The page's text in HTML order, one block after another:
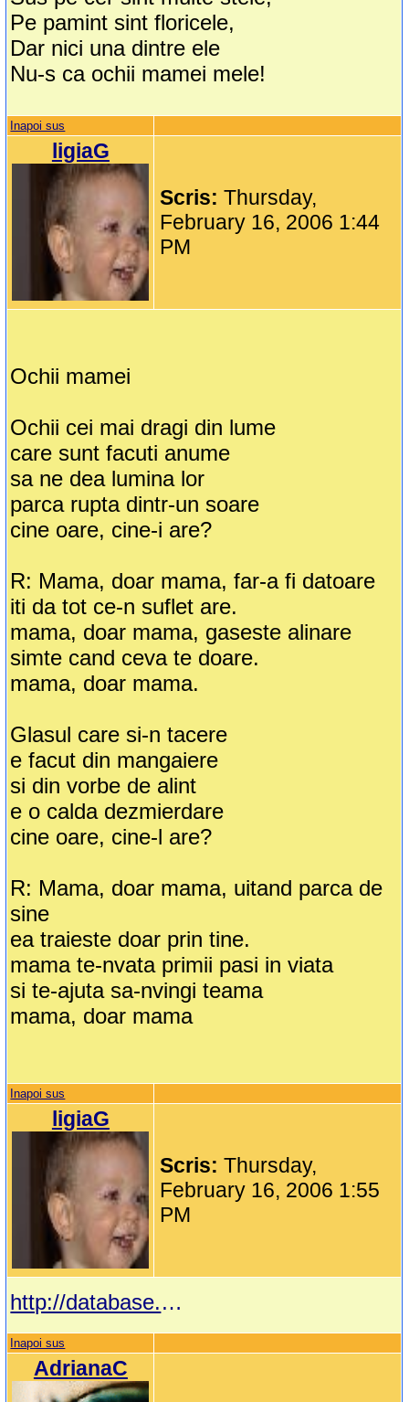
Pe pamint sint floricele,
Dar nici una dintre ele
Nu-s ca ochii mamei mele!
Inapoi sus
ligiaG
Scris:Thursday,
February 16, 2006 1:44
PM
Ochii mamei
Ochii cei mai dragi din lume
care sunt facuti anume
sa ne dea lumina lor
parca rupta dintr-un soare
cine oare, cine-i are?
R: Mama, doar mama, far-a fi datoare
iti da tot ce-n suflet are.
mama, doar mama, gaseste alinare
simte cand ceva te doare.
mama, doar mama.
Glasul care si-n tacere
e facut din mangaiere
si din vorbe de alint
e o calda dezmierdare
cine oare, cine-l are?
R: Mama, doar mama, uitand parca de
sine
ea traieste doar prin tine.
mama te-nvata primii pasi in viata
si te-ajuta sa-nvingi teama
mama, doar mama
Inapoi sus
ligiaG
Scris:Thursday,
February 16, 2006 1:55
PM
http://database.cs.wayne.edu/marius/personal/Theo/Cantece_Copii/
Inapoi sus
AdrianaC